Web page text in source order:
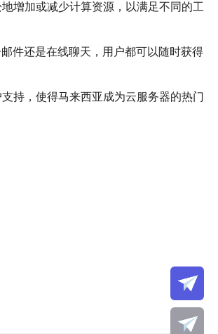
增加或减少计算资源，以满足不同的工
件还是在线聊天，用户都可以随时获得
持，使得马来西亚成为云服务器的热门